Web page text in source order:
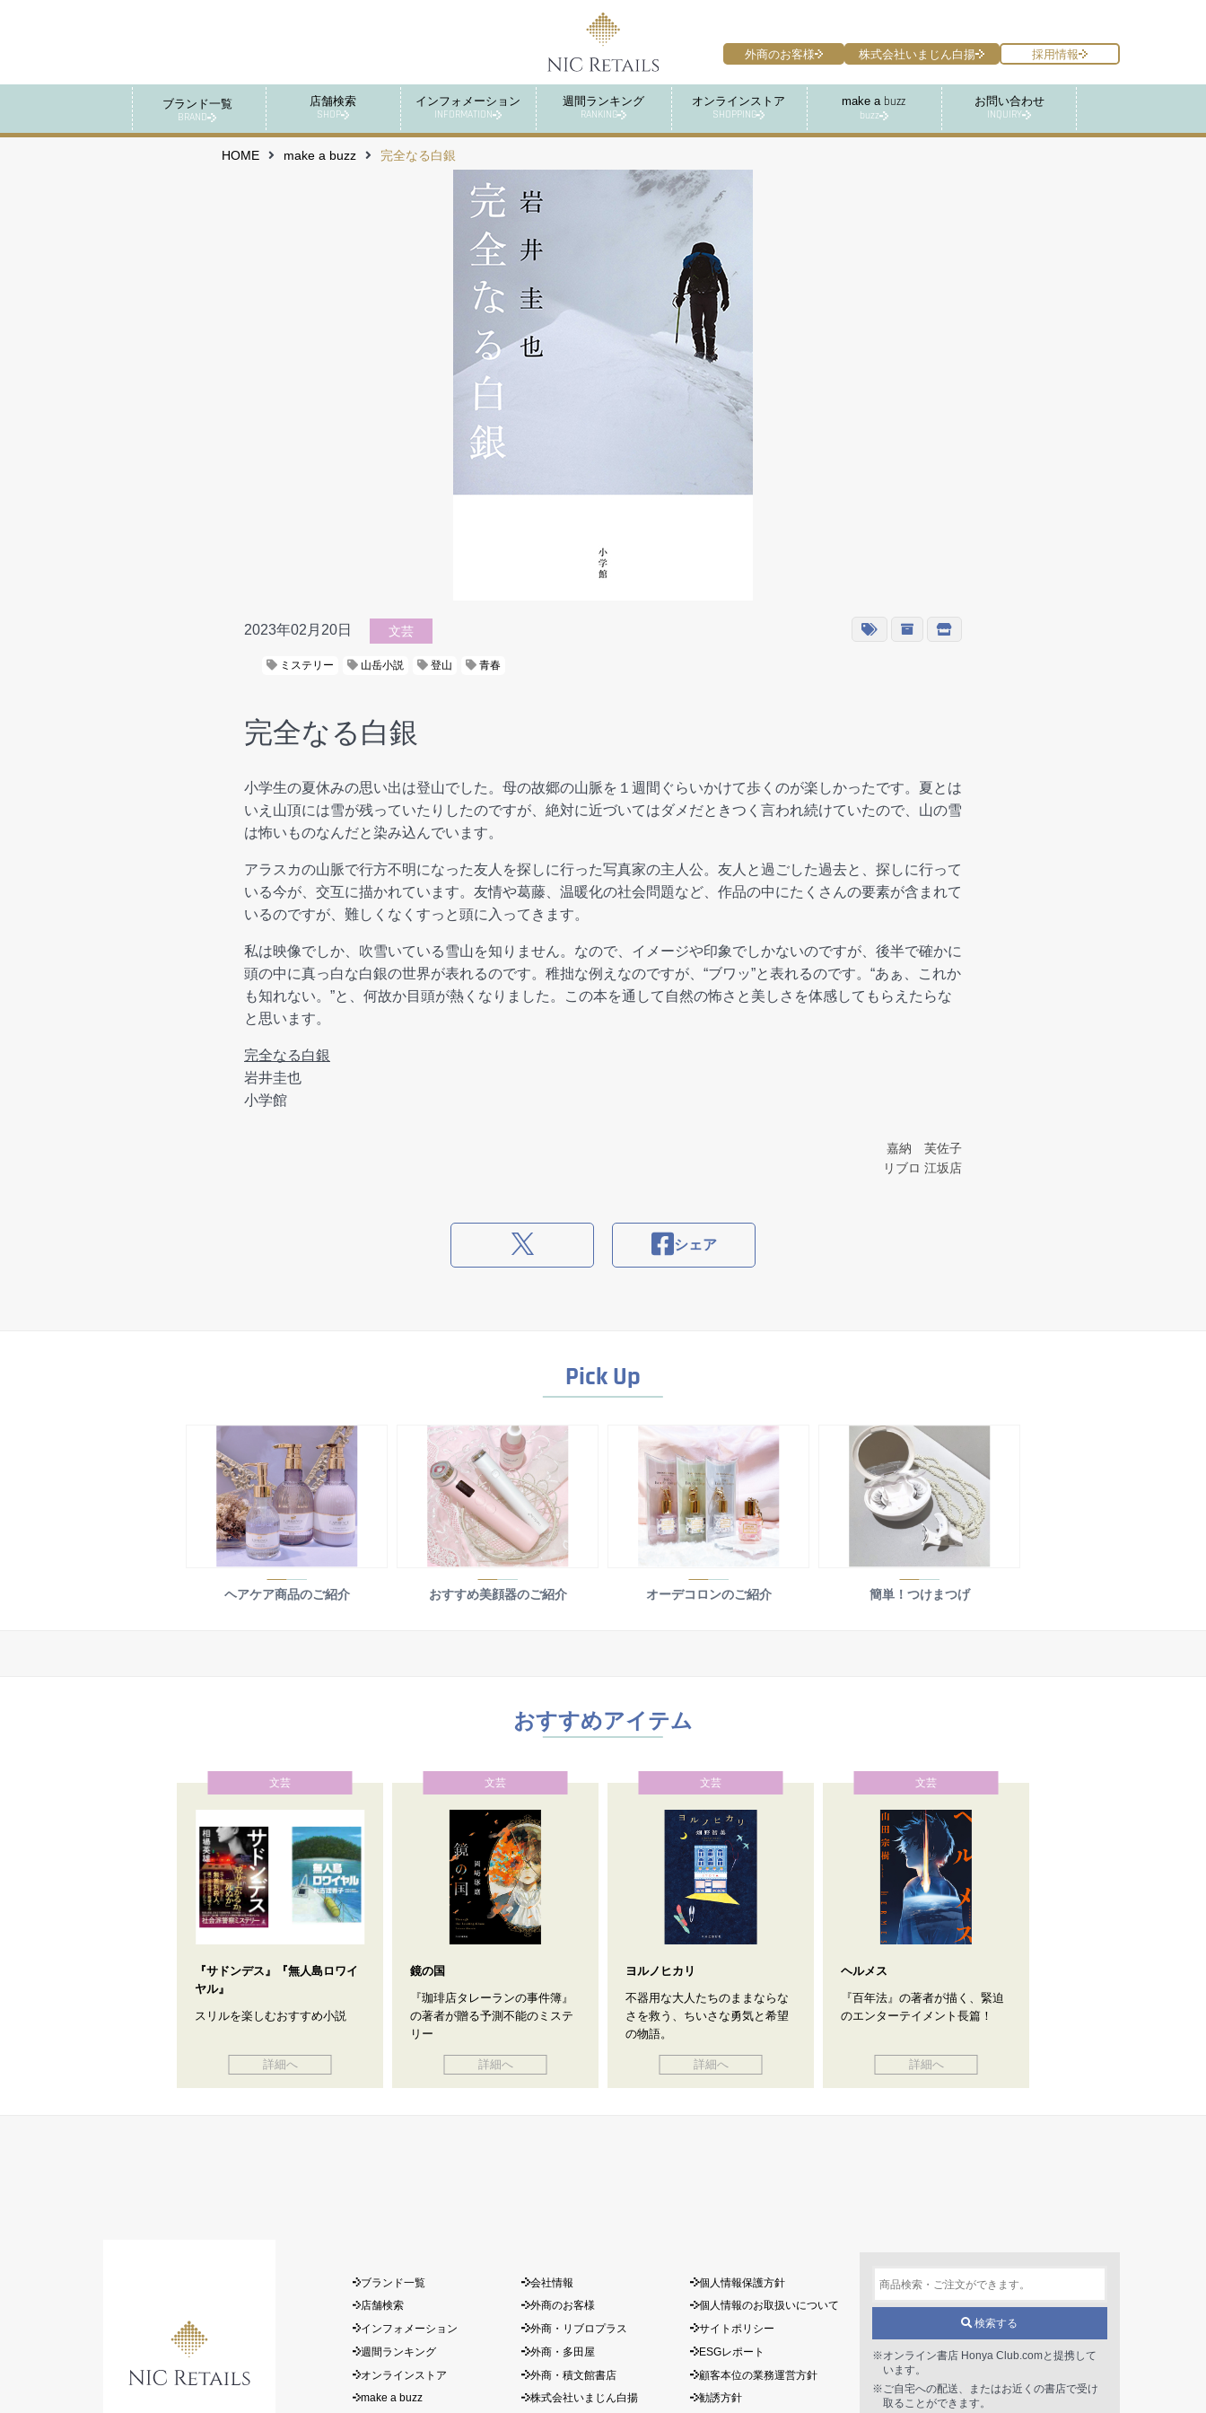
ブランド一覧
BRAND
店舗検索
SHOP
インフォメーション
INFORMATION
週間ランキング
RANKING
オンラインストア
SHOPPING
make a buzz
buzz
お問い合わせ
INQUIRY
外商のお客様 株式会社いまじん白揚 採用情報
HOME make a buzz 完全なる白銀
2023年02月20日 文芸
ミステリー 山岳小説 登山 青春
完全なる白銀
小学生の夏休みの思い出は登山でした。母の故郷の山脈を１週間ぐらいかけて歩くのが楽しかったです。夏とは
いえ山頂には雪が残っていたりしたのですが、絶対に近づいてはダメだときつく言われ続けていたので、山の雪
は怖いものなんだと染み込んでいます。
アラスカの山脈で行方不明になった友人を探しに行った写真家の主人公。友人と過ごした過去と、探しに行って
いる今が、交互に描かれています。友情や葛藤、温暖化の社会問題など、作品の中にたくさんの要素が含まれて
いるのですが、難しくなくすっと頭に入ってきます。
私は映像でしか、吹雪いている雪山を知りません。なので、イメージや印象でしかないのですが、後半で確かに
頭の中に真っ白な白銀の世界が表れるのです。稚拙な例えなのですが、“ブワッ”と表れるのです。“あぁ、これか
も知れない。”と、何故か目頭が熱くなりました。この本を通して自然の怖さと美しさを体感してもらえたらな
と思います。
完全なる白銀
岩井圭也
小学館
嘉納 芙佐子
リブロ 江坂店
シェア
Pick Up
ヘアケア商品のご紹介 おすすめ美顔器のご紹介 オーデコロンのご紹介 簡単！つけまつげ
おすすめアイテム
文芸
『サドンデス』『無人島ロワイ
ヤル』
スリルを楽しむおすすめ小説
詳細へ
文芸
鏡の国
『珈琲店タレーランの事件簿』
の著者が贈る予測不能のミステ
リー
詳細へ
文芸
ヨルノヒカリ
不器用な大人たちのままならな
さを救う、ちいさな勇気と希望
の物語。
詳細へ
文芸
ヘルメス
『百年法』の著者が描く、緊迫
のエンターテイメント長篇！
詳細へ
検索する
※オンライン書店 Honya Club.comと提携して
います。
※ご自宅への配送、またはお近くの書店で受け
取ることができます。
ブランド一覧
店舗検索
インフォメーション
週間ランキング
オンラインストア
make a buzz
会社情報
外商のお客様
外商・リブロプラス
外商・多田屋
外商・積文館書店
株式会社いまじん白揚
個人情報保護方針
個人情報のお取扱いについて
サイトポリシー
ESGレポート
顧客本位の業務運営方針
勧誘方針